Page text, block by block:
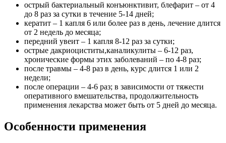
острый бактериальный конъюнктивит, блефарит – от 4
до 8 раз за сутки в течение 5-14 дней;
кератит – 1 капля 6 или более раз в день, лечение длится
от 2 недель до месяца;
передний увеит – 1 капля 8-12 раз за сутки;
острые дакриоциститы,каналикулиты – 6-12 раз,
хронические формы этих заболеваний – по 4-8 раз;
после травмы – 4-8 раз в день, курс длится 1 или 2
недели;
после операции – 4-6 раз; в зависимости от тяжести
оперативного вмешательства, продолжительность
применения лекарства может быть от 5 дней до месяца.
Особенности применения